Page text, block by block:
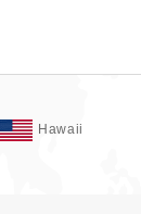
Hawaii